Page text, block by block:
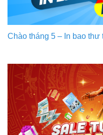
Chào tháng 5 – In bao thư